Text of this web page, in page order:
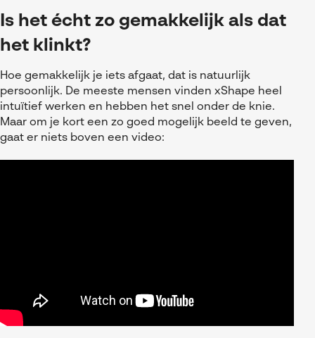
Is het écht zo gemakkelijk als dat
het klinkt?
Hoe gemakkelijk je iets afgaat, dat is natuurlijk
persoonlijk. De meeste mensen vinden xShape heel
intuïtief werken en hebben het snel onder de knie.
Maar om je kort een zo goed mogelijk beeld te geven,
gaat er niets boven een video: